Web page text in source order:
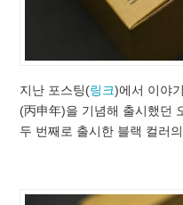
지난 포스팅(링크)에서 이야
(丙申年)을 기념해 출시했던
두 번째로 출시한 블랙 컬러